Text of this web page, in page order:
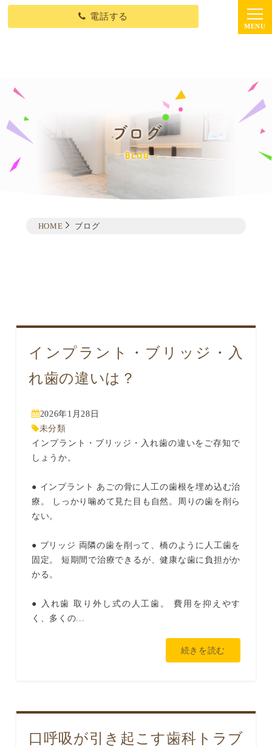
電話する
ブログ
BLOG
HOME ブログ
インプラント・ブリッジ・入
れ歯の違いは？
2026年1月28日
未分類
インプラント・ブリッジ・入れ歯の違いをご存知で
しょうか。
● インプラント あごの骨に人工の歯根を埋め込む治
療。 しっかり噛めて見た目も自然。周りの歯を削ら
ない。
● ブリッジ 両隣の歯を削って、橋のように人工歯を
固定。 短期間で治療できるが、健康な歯に負担がか
かる。
● 入れ歯 取り外し式の人工歯。 費用を抑えやす
く、多くの...
続きを読む
口呼吸が引き起こす歯科トラブ